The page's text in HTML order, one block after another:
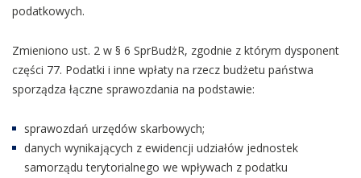
podatkowych.
Zmieniono ust. 2 w § 6 SprBudżR, zgodnie z którym dysponent
części 77. Podatki i inne wpłaty na rzecz budżetu państwa
sporządza łączne sprawozdania na podstawie:
sprawozdań urzędów skarbowych;
danych wynikających z ewidencji udziałów jednostek
samorządu terytorialnego we wpływach z podatku